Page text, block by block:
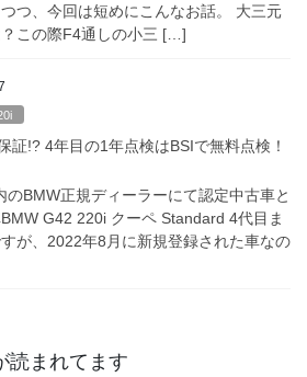
つ、今回は短めにこんなお話。 大三元
この際F4通しの小三 […]
証!? 4年目の1年点検はBSIで無料点検！
BMW正規ディーラーにて認定中古車と
G42 220i クーペ Standard 4代目ま
が、2022年8月に新規登録された車なの
読まれてます